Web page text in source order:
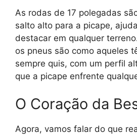
As rodas de 17 polegadas
salto alto para a picape,
destacar em qualquer
os pneus são como aqueles
sempre quis, com um perfil
que a picape enfrente
O Coração da
Agora, vamos falar do que